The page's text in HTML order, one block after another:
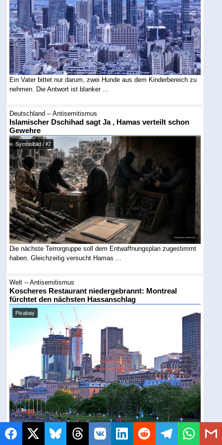
Ein Vater bittet nur darum, zwei Hunde aus dem Kinderbereich zu
nehmen. Die Antwort ist blanker ...
Deutschland -- Antisemitismus
Islamischer Dschihad sagt Ja , Hamas verteilt schon
Gewehre
Symbolbild / KI
Die nächste Terrorgruppe soll dem Entwaffnungsplan zugestimmt
haben. Gleichzeitig versucht Hamas ...
Welt -- Antisemitismus
Koscheres Restaurant niedergebrannt: Montreal
fürchtet den nächsten Hassanschlag
Pixabay
Eine Überwachungskamera zeigt offenbar einen Mann, der das